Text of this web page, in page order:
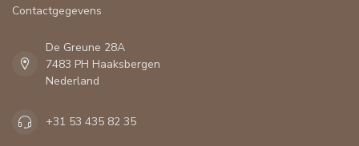
Contactgegevens
De Greune 28A
7483 PH Haaksbergen
Nederland
+31 53 435 82 35